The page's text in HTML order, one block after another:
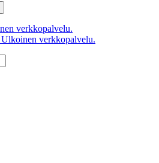
verkkopalvelu.
Ulkoinen verkkopalvelu.